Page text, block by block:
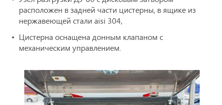
расположен в задней части цистерны, в ящике из
нержавеющей стали aisi 304,
Цистерна оснащена донным клапаном с
механическим управлением.